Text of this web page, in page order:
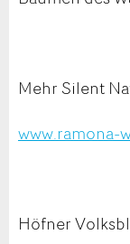
Mehr Silent
www.ramona-
Höfner